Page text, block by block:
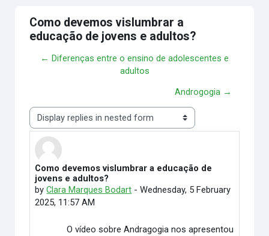
Como devemos vislumbrar a
educação de jovens e adultos?
← Diferenças entre o ensino de adolescentes e
adultos
Androgogia →
Display mode
Como devemos vislumbrar a educação de
jovens e adultos?
byClara Marques Bodart -Wednesday, 5 February
2025, 11:57 AM
Number of replies: 0
O vídeo sobre Andragogia nos apresentou